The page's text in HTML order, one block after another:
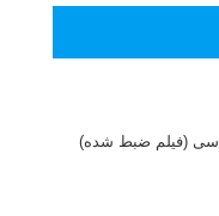
(فیلم ضبط شده)